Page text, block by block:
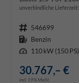
unverbindliche Lieferzeit:
Fahrzeugnr. 546699
Kraftstoff Benzin
Leistung 110 kW (150 PS)
30.767,– €
incl. 19% MwSt.